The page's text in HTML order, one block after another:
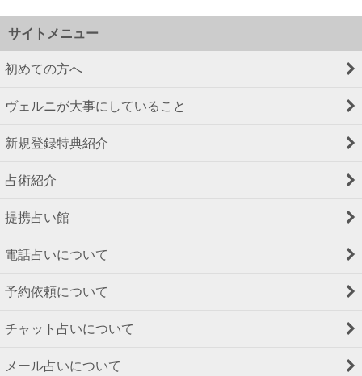
サイトメニュー
初めての方へ
ヴェルニが大事にしていること
新規登録特典紹介
占術紹介
提携占い館
電話占いについて
予約依頼について
チャット占いについて
メール占いについて